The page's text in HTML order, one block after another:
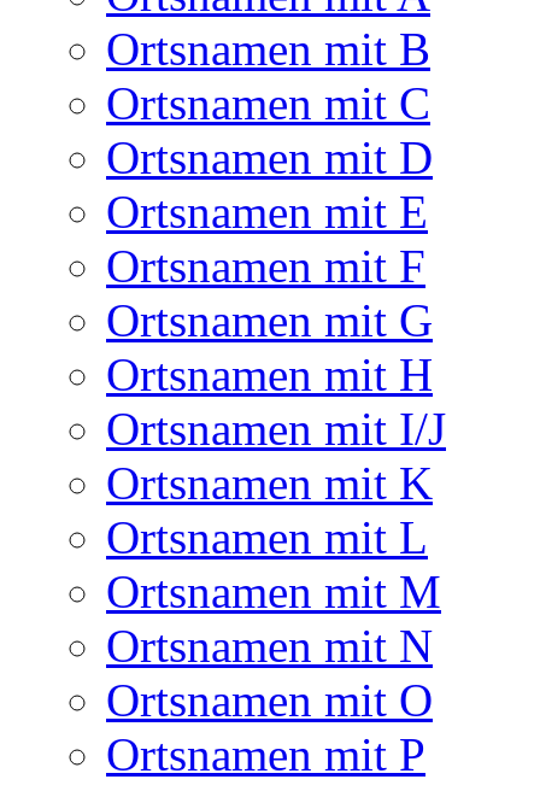
Ortsnamen mit B
Ortsnamen mit C
Ortsnamen mit D
Ortsnamen mit E
Ortsnamen mit F
Ortsnamen mit G
Ortsnamen mit H
Ortsnamen mit I/J
Ortsnamen mit K
Ortsnamen mit L
Ortsnamen mit M
Ortsnamen mit N
Ortsnamen mit O
Ortsnamen mit P